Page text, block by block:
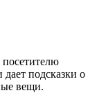
подсказки о
вещи.